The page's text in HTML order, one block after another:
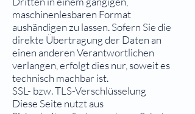
maschinenlesbaren Format
aushändigen zu lassen. Sofern Sie die
direkte Übertragung der Daten an
einen anderen Verantwortlichen
verlangen, erfolgt dies nur, soweit es
technisch machbar ist.
SSL- bzw. TLS-Verschlüsselung
Diese Seite nutzt aus